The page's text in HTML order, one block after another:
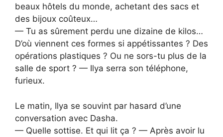
beaux hôtels du monde, achetant des sacs et
des bijoux coûteux…
— Tu as sûrement perdu une dizaine de kilos…
D’où viennent ces formes si appétissantes ? Des
opérations plastiques ? Ou ne sors-tu plus de la
salle de sport ? — Ilya serra son téléphone,
furieux.
Le matin, Ilya se souvint par hasard d’une
conversation avec Dasha.
— Quelle sottise. Et qui lit ça ? — Après avoir lu